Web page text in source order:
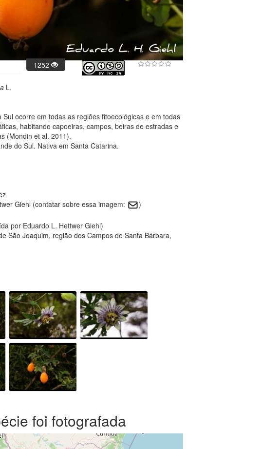
1252
L.
Sul ocorre em todas as regiões fitoecológicas e em todas
habitando capoeiras, campos, beiras de estradas e
(Mondin et al. 2011).
do Sul. Nativa em Santa Catarina.
Giehl (contatar sobre essa imagem:
)
por Eduardo L. Hettwer Giehl)
São Joaquim, região dos Campos de Santa Bárbara,
foi fotografada